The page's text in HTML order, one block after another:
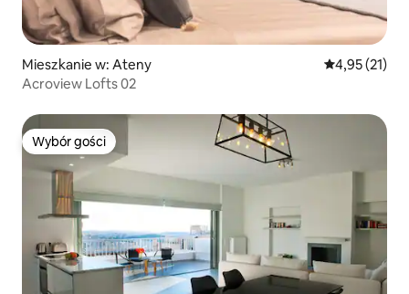
Mieszkanie w: Ateny Średnia
4,95 (21)
Acroview Lofts 02
Wybór gości
Wybór gości